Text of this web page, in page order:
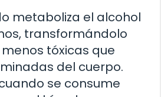
metaboliza el alcohol
transformándolo
tóxicas que
del cuerpo.
se consume